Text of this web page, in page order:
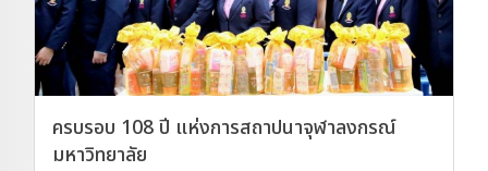
ครบรอบ 108 ปี แห่งการสถาปนาจุฬาลงกรณ์
มหาวิทยาลัย